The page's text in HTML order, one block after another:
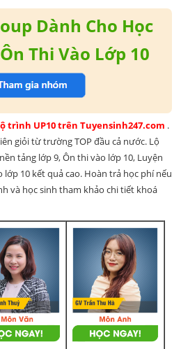
Dành Cho Học
Thi Vào Lớp 10
trình UP10 trên Tuyensinh247.com .
giỏi từ trường TOP đầu cả nước. Lộ
tảng lớp 9, Ôn thi vào lớp 10, Luyện
10 kết quả cao. Hoàn trả học phí nếu
và học sinh tham khảo chi tiết khoá